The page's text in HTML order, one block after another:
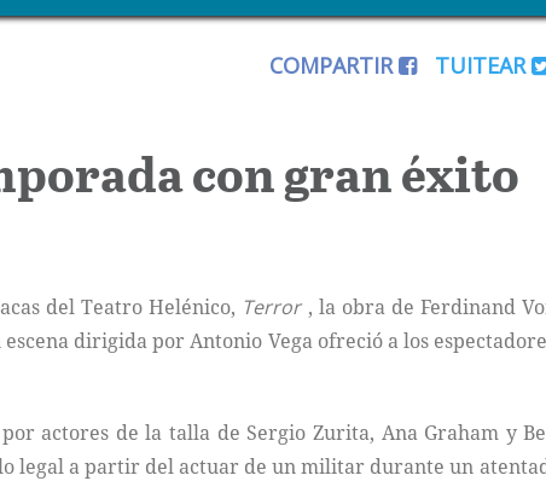
COMPARTIR TUITEAR
con gran éxito
del Teatro Helénico, Terror, la obra de Ferdinand
dirigida por Antonio Vega ofreció a los
actores de la talla de Sergio Zurita, Ana Graham y
legal a partir del actuar de un militar durante un